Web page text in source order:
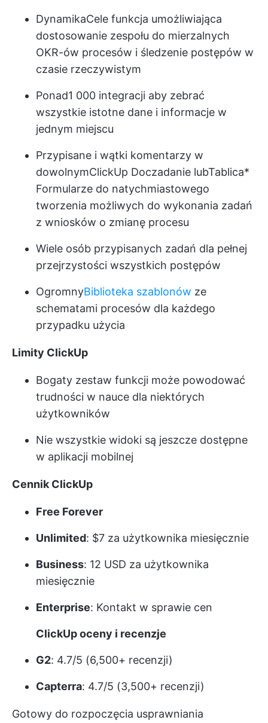
DynamikaCele funkcja umożliwiająca
dostosowanie zespołu do mierzalnych
OKR-ów procesów i śledzenie postępów w
czasie rzeczywistym
Ponad1 000 integracji aby zebrać
wszystkie istotne dane i informacje w
jednym miejscu
Przypisane i wątki komentarzy w
dowolnymClickUp Doczadanie lubTablica*
Formularze do natychmiastowego
tworzenia możliwych do wykonania zadań
z wniosków o zmianę procesu
Wiele osób przypisanych zadań dla pełnej
przejrzystości wszystkich postępów
OgromnyBiblioteka szablonów ze
schematami procesów dla każdego
przypadku użycia
Limity ClickUp
Bogaty zestaw funkcji może powodować
trudności w nauce dla niektórych
użytkowników
Nie wszystkie widoki są jeszcze dostępne
w aplikacji mobilnej
Cennik ClickUp
Free Forever
Unlimited: $7 za użytkownika miesięcznie
Business: 12 USD za użytkownika
miesięcznie
Enterprise: Kontakt w sprawie cen
ClickUp oceny i recenzje
G2: 4.7/5 (6,500+ recenzji)
Capterra: 4.7/5 (3,500+ recenzji)
Gotowy do rozpoczęcia usprawniania